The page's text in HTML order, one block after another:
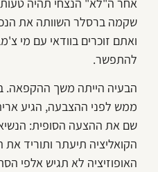
שקמה ברסלר השוותה את
ואתם זוכרים בוודאי עם מי
להתפשר.
הבעיה הייתה משך ההקפאה.
ממש לפני ההצבעה, הגיע
שם את ההצעה הסופית: הנשיא
הקואליציה תיעתר ותוריד
האופוזיציה לא תגיש אלפי